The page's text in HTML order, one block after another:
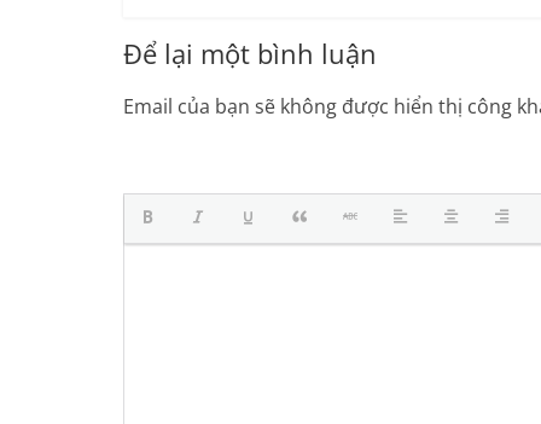
Để lại một bình luận
Email của bạn sẽ không được hiển thị công